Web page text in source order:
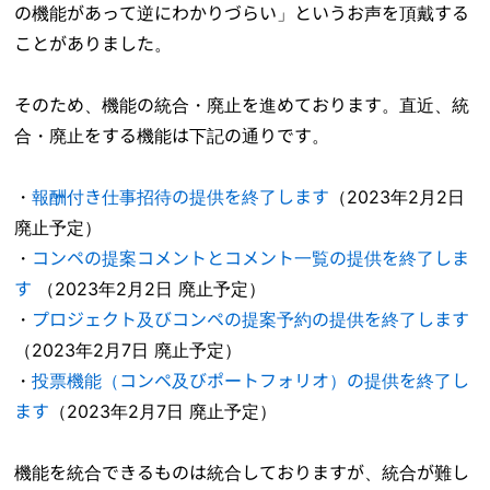
の機能があって逆にわかりづらい」というお声を頂戴する
ことがありました。
そのため、機能の統合・廃止を進めております。直近、統
合・廃止をする機能は下記の通りです。
・報酬付き仕事招待の提供を終了します （2023年2月2日
廃止予定）
・ コンペの提案コメントとコメント一覧の提供を終了しま
す （2023年2月2日 廃止予定）
・ プロジェクト及びコンペの提案予約の提供を終了します
（2023年2月7日 廃止予定）
・投票機能（コンペ及びポートフォリオ）の提供を終了し
ます （2023年2月7日 廃止予定）
機能を統合できるものは統合しておりますが、統合が難し